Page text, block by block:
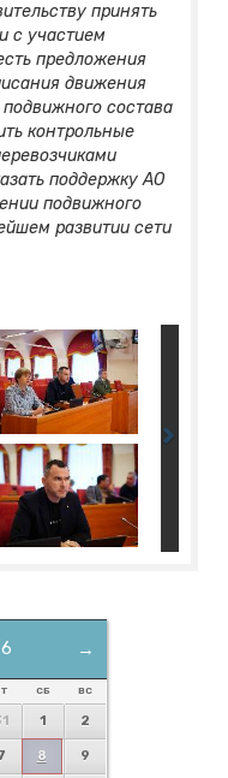
принять
с участием
предложения
движения
состава
контрольные
поддержку АО
подвижного
развитии сети
→
СБ ВС
1 2
8 9